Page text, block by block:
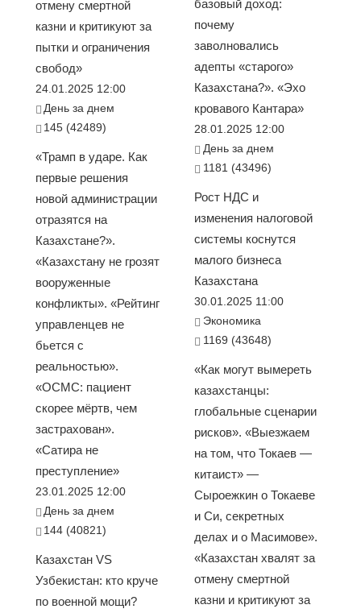
отмену смертной
казни и критикуют за
пытки и ограничения
свобод»
24.01.2025 12:00
День за днем
145 (42489)
«Трамп в ударе. Как
первые решения
новой администрации
отразятся на
Казахстане?».
«Казахстану не грозят
вооруженные
конфликты». «Рейтинг
управленцев не
бьется с
реальностью».
«ОСМС: пациент
скорее мёртв, чем
застрахован».
«Сатира не
преступление»
23.01.2025 12:00
День за днем
144 (40821)
Казахстан VS
Узбекистан: кто круче
по военной мощи?
базовый доход:
почему
заволновались
адепты «старого»
Казахстана?». «Эхо
кровавого Кантара»
28.01.2025 12:00
День за днем
1181 (43496)
Рост НДС и
изменения налоговой
системы коснутся
малого бизнеса
Казахстана
30.01.2025 11:00
Экономика
1169 (43648)
«Как могут вымереть
казахстанцы:
глобальные сценарии
рисков». «Выезжаем
на том, что Токаев —
китаист» —
Сыроежкин о Токаеве
и Си, секретных
делах и о Масимове».
«Казахстан хвалят за
отмену смертной
казни и критикуют за